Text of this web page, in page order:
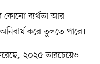
কোনো ব্যর্থতা আর
করে তুলতে পারে।
২০২৫ তারচেয়েও